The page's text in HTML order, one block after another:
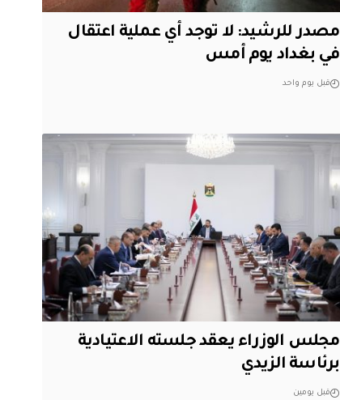
مصدر للرشيد: لا توجد أي عملية اعتقال
في بغداد يوم أمس
قبل يوم واحد
مجلس الوزراء يعقد جلسته الاعتيادية
برئاسة الزيدي
قبل يومين